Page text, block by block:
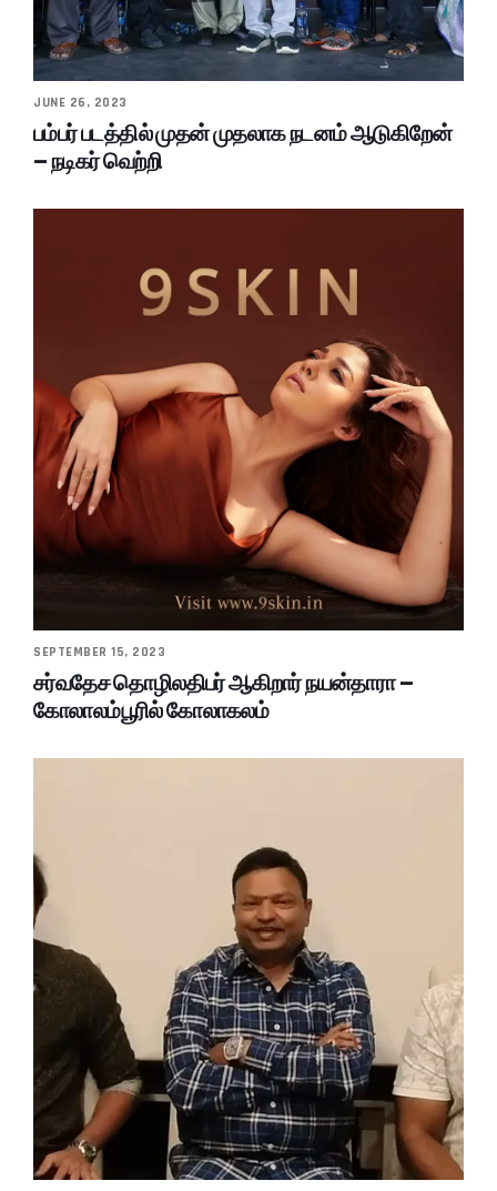
JUNE 26, 2023
பம்பர் படத்தில் முதன் முதலாக நடனம் ஆடுகிறேன்
– நடிகர் வெற்றி
SEPTEMBER 15, 2023
சர்வதேச தொழிலதிபர் ஆகிறார் நயன்தாரா –
கோலாலம்பூரில் கோலாகலம்